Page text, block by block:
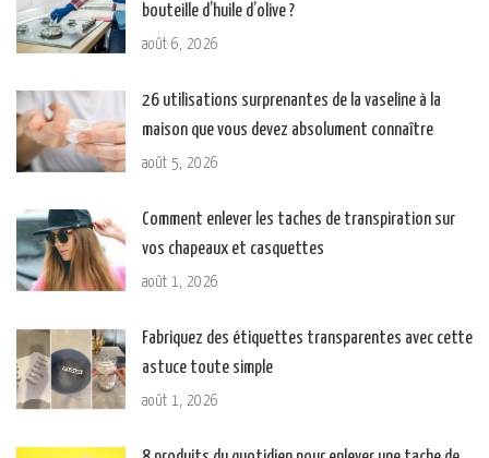
bouteille d’huile d’olive ?
août 6, 2026
26 utilisations surprenantes de la vaseline à la
maison que vous devez absolument connaître
août 5, 2026
Comment enlever les taches de transpiration sur
vos chapeaux et casquettes
août 1, 2026
Fabriquez des étiquettes transparentes avec cette
astuce toute simple
août 1, 2026